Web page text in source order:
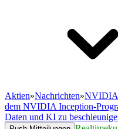
Aktien»Nachrichten»
dem NVIDIA Inception-
Daten und KI zu